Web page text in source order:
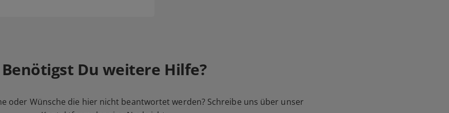
Benötigst Du weitere Hilfe?
oder Wünsche die hier nicht beantwortet werden? Schreibe uns über unser